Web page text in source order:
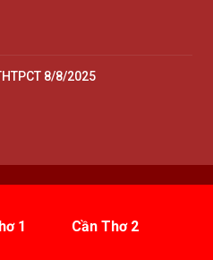
8/8/2025
1 Cần Thơ 2